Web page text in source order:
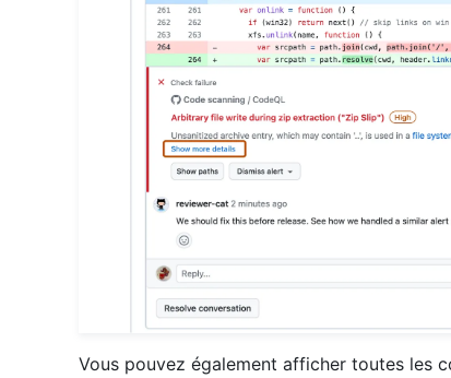
Vous pouvez également afficher toutes les